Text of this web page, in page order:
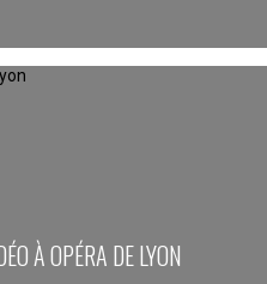
À OPÉRA DE LYON